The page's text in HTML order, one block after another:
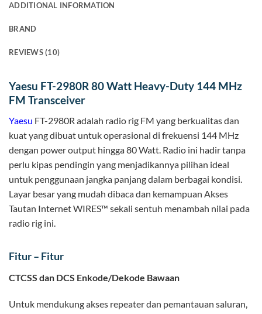
ADDITIONAL INFORMATION
BRAND
REVIEWS (10)
Yaesu FT-2980R 80 Watt Heavy-Duty 144 MHz
FM Transceiver
Yaesu FT-2980R adalah radio rig FM yang berkualitas dan
kuat yang dibuat untuk operasional di frekuensi 144 MHz
dengan power output hingga 80 Watt. Radio ini hadir tanpa
perlu kipas pendingin yang menjadikannya pilihan ideal
untuk penggunaan jangka panjang dalam berbagai kondisi.
Layar besar yang mudah dibaca dan kemampuan Akses
Tautan Internet WIRES™ sekali sentuh menambah nilai pada
radio rig ini.
Fitur – Fitur
CTCSS dan DCS Enkode/Dekode Bawaan
Untuk mendukung akses repeater dan pemantauan saluran,